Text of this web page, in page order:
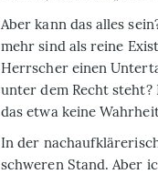
Aber kann das alles
mehr sind als reine
Herrscher einen
unter dem Recht steht?
das etwa keine
In der
schweren Stand. Aber